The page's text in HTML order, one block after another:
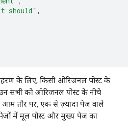
should" ,
के लिए, किसी ओरिजनल पोस्ट के
उन सभी को ओरिजनल पोस्ट के नीचे
आम तौर पर, एक से ज़्यादा पेज वाले
में मूल पोस्ट और मुख्य पेज का